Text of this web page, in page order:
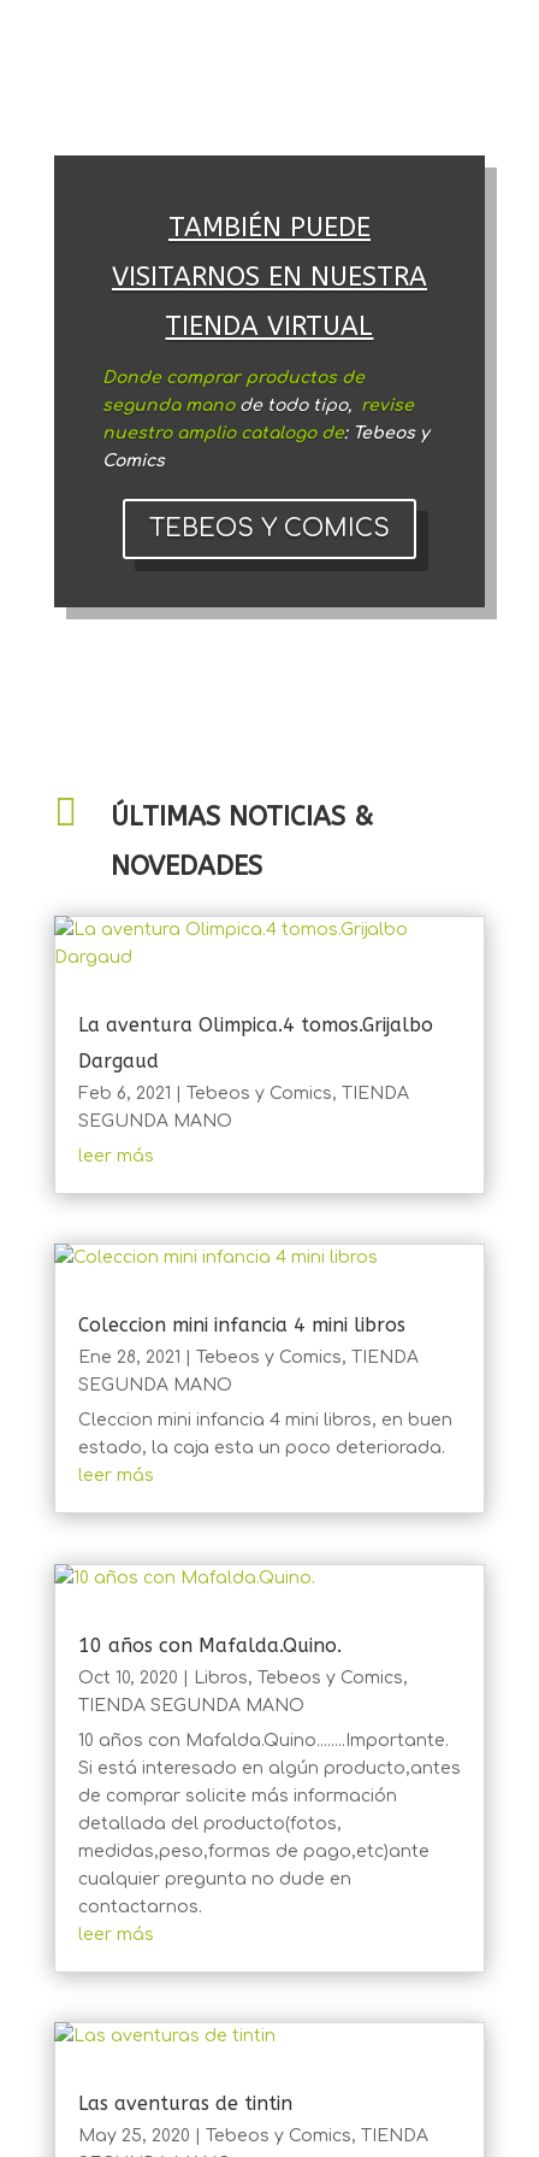
TAMBIÉN PUEDE
VISITARNOS EN NUESTRA
TIENDA VIRTUAL
Donde comprar productos de
segunda manode todo tipo,
revise
nuestro amplio catalogo de: Tebeos y
Comics
TEBEOS Y COMICS

ÚLTIMAS NOTICIAS &
NOVEDADES
La aventura Olimpica.4 tomos.Grijalbo
Dargaud
Feb 6, 2021 Tebeos y Comics, TIENDA
SEGUNDA MANO
leer más
Coleccion mini infancia 4 mini libros
Ene 28, 2021 Tebeos y Comics, TIENDA
SEGUNDA MANO
Cleccion mini infancia 4 mini libros, en buen
estado, la caja esta un poco deteriorada.
leer más
10 años con Mafalda.Quino.
Oct 10, 2020 Libros, Tebeos y Comics,
TIENDA SEGUNDA MANO
10 años con Mafalda.Quino........Importante.
Si está interesado en algún producto,antes
de comprar solicite más información
detallada del producto(fotos,
medidas,peso,formas de pago,etc)ante
cualquier pregunta no dude en
contactarnos.
leer más
Las aventuras de tintin
May 25, 2020 Tebeos y Comics,
TIENDA